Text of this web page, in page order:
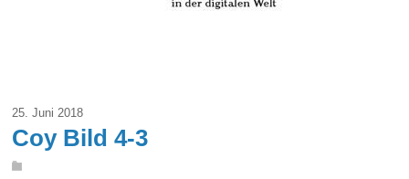
25. Juni 2018
Coy Bild 4-3